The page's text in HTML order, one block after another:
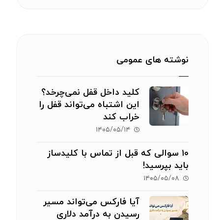
نوشته های عمومی
کلید داخل قفل نمی‌چرخد؟
این اشتباه می‌تواند قفل را
خراب کند
۱۴۰۵/۰۵/۱۴
۱۰ سوالی که قبل از تماس با کلیدساز
باید بپرسید!
۱۴۰۵/۰۵/۰۸
آیا فارکس می‌تواند مسیر
رسیدن به درآمد دلاری